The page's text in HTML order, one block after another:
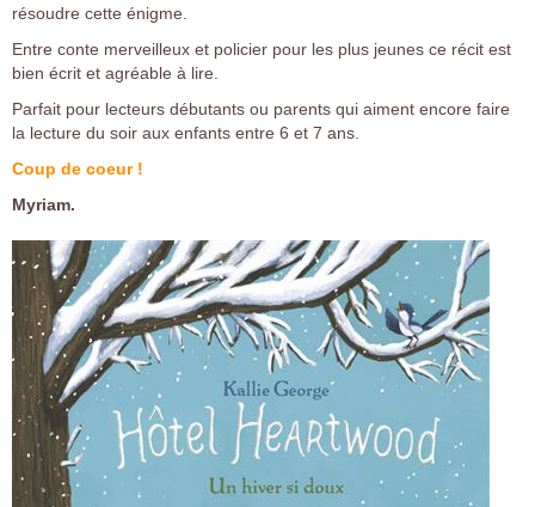
résoudre cette énigme.
Entre conte merveilleux et policier pour les plus jeunes ce récit est
bien écrit et agréable à lire.
Parfait pour lecteurs débutants ou parents qui aiment encore faire
la lecture du soir aux enfants entre 6 et 7 ans.
Coup de coeur !
Myriam.